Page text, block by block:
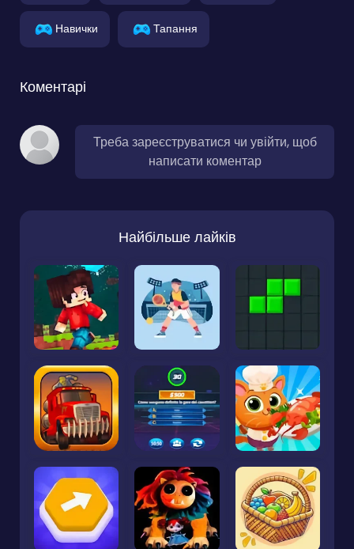
Навички Тапання
Коментарі
Треба зареєструватися чи увійти, щоб
написати коментар
Найбільше лайків